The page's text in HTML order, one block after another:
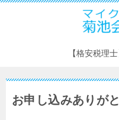
【格安税理
お申し込みありが